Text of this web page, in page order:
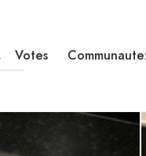
Votes